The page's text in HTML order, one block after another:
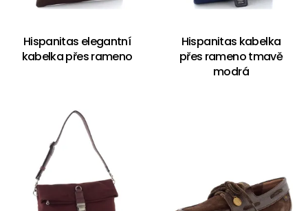
Hispanitas elegantní
kabelka přes rameno
Hispanitas kabelka
přes rameno tmavě
modrá